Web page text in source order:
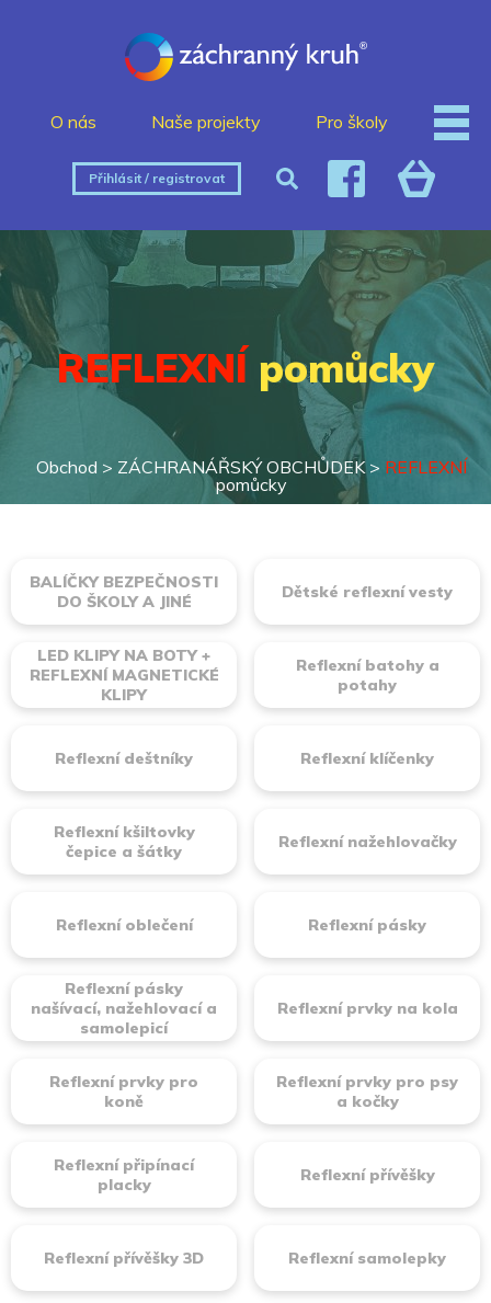
O nás Naše projekty Pro školy
Přihlásit / registrovat
REFLEXNÍ pomůcky
Obchod > ZÁCHRANÁŘSKÝ OBCHŮDEK> REFLEXNÍ
pomůcky
BALÍČKY BEZPEČNOSTI
DO ŠKOLY A JINÉ
Dětské reflexní vesty
LED KLIPY NA BOTY +
REFLEXNÍ MAGNETICKÉ
KLIPY
Reflexní batohy a
potahy
Reflexní deštníky Reflexní klíčenky
Reflexní kšiltovky
čepice a šátky
Reflexní nažehlovačky
Reflexní oblečení Reflexní pásky
Reflexní pásky
našívací, nažehlovací a
samolepicí
Reflexní prvky na kola
Reflexní prvky pro
koně
Reflexní prvky pro psy
a kočky
Reflexní připínací
placky
Reflexní přívěšky
Reflexní přívěšky 3D Reflexní samolepky